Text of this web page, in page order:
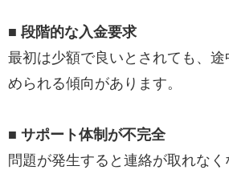
■ 段階的な入金要求
最初は少額で良いとされても、
められる傾向があります。
■ サポート体制が不完全
問題が発生すると連絡が取れな